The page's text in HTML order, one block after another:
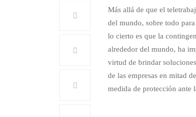
Más allá de que el
del mundo, sobre todo
lo cierto es que la
alrededor del mundo, ha
virtud de brindar
de las empresas en mitad
medida de protección ante